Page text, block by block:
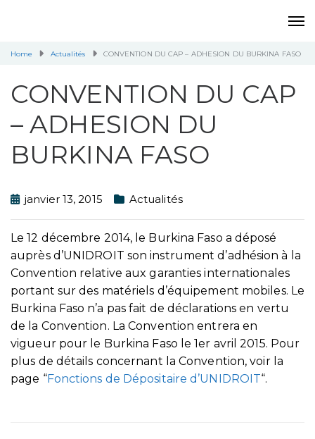
Home Actualités CONVENTION DU CAP – ADHESION DU BURKINA FASO
CONVENTION DU CAP
– ADHESION DU
BURKINA FASO
janvier 13, 2015 Actualités
Le 12 décembre 2014, le Burkina Faso a déposé
auprès d’UNIDROIT son instrument d’adhésion à la
Convention relative aux garanties internationales
portant sur des matériels d’équipement mobiles. Le
Burkina Faso n’a pas fait de déclarations en vertu
de la Convention. La Convention entrera en
vigueur pour le Burkina Faso le 1er avril 2015. Pour
plus de détails concernant la Convention, voir la
page “Fonctions de Dépositaire d’UNIDROIT“.